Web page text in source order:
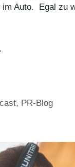
im Auto. Egal zu
, PR-Blog